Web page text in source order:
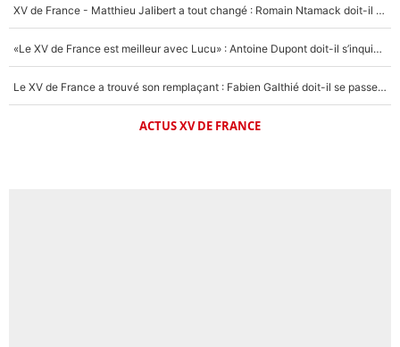
XV de France - Matthieu Jalibert a tout changé : Romain Ntamack doit-il s’inquiéter pour sa place à un an de la Coupe du monde ?
«Le XV de France est meilleur avec Lucu» : Antoine Dupont doit-il s’inquiéter pour sa place ?
Le XV de France a trouvé son remplaçant : Fabien Galthié doit-il se passer d'Antoine Dupont ?
ACTUS XV DE FRANCE